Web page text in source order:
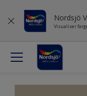
Nordsjö
Visualiser